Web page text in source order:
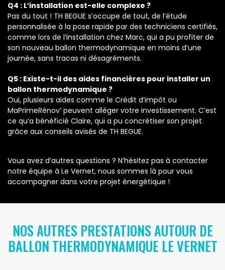
Q4 : L’installation est-elle complexe ?
Pas du tout ! TH BEGUE s’occupe de tout, de l’étude
personnalisée à la pose rapide par des techniciens certifiés,
comme lors de l’installation chez Marc, qui a pu profiter de
son nouveau ballon thermodynamique en moins d’une
journée, sans tracas ni désagréments.
Q5 : Existe-t-il des aides financières pour installer un
ballon thermodynamique ?
Oui, plusieurs aides comme le Crédit d’impôt ou
MaPrimeRénov’ peuvent alléger votre investissement. C’est
ce qu’a bénéficié Claire, qui a pu concrétiser son projet
grâce aux conseils avisés de TH BEGUE.
Vous avez d’autres questions ? N’hésitez pas à contacter
notre équipe à Le Vernet, nous sommes là pour vous
accompagner dans votre projet énergétique !
NOS AUTRES PRESTATIONS AUTOUR DE
BALLON THERMODYNAMIQUE LE VERNET